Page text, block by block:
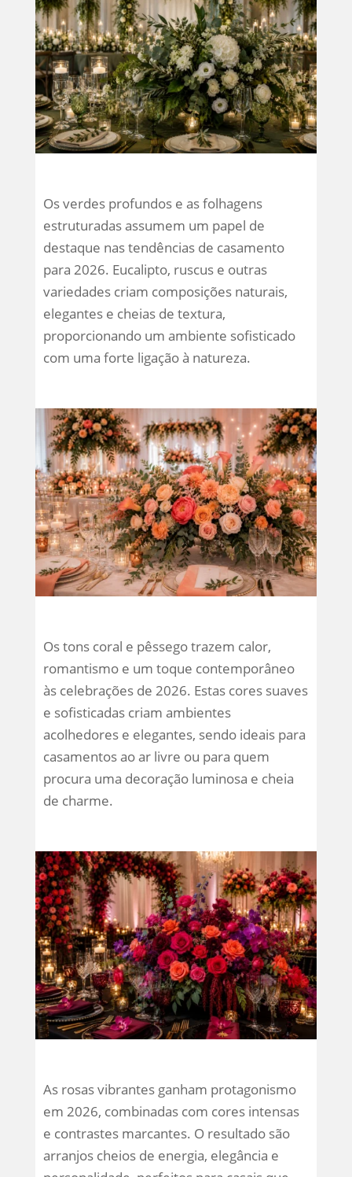
Os verdes profundos e as folhagens
estruturadas assumem um papel de
destaque nas tendências de casamento
para 2026. Eucalipto, ruscus e outras
variedades criam composições naturais,
elegantes e cheias de textura,
proporcionando um ambiente sofisticado
com uma forte ligação à natureza.
Os tons coral e pêssego trazem calor,
romantismo e um toque contemporâneo
às celebrações de 2026. Estas cores suaves
e sofisticadas criam ambientes
acolhedores e elegantes, sendo ideais para
casamentos ao ar livre ou para quem
procura uma decoração luminosa e cheia
de charme.
As rosas vibrantes ganham protagonismo
em 2026, combinadas com cores intensas
e contrastes marcantes. O resultado são
arranjos cheios de energia, elegância e